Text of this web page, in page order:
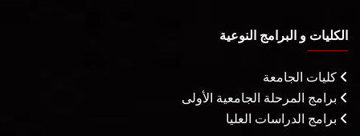
الكليات و البرامج النوعية
كليات الجامعة
برامج المرحلة الجامعية الأولى
برامج الدراسات العليا